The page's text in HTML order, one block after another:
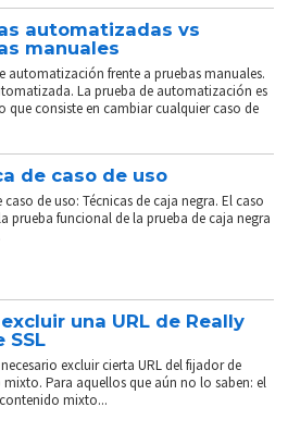
automatizadas vs
manuales
automatización frente a pruebas manuales.
La prueba de automatización es
que consiste en cambiar cualquier caso de
de caso de uso
caso de uso: Técnicas de caja negra. El caso
prueba funcional de la prueba de caja negra
una URL de Really
SSL
necesario excluir cierta URL del fijador de
Para aquellos que aún no lo saben: el
mixto...